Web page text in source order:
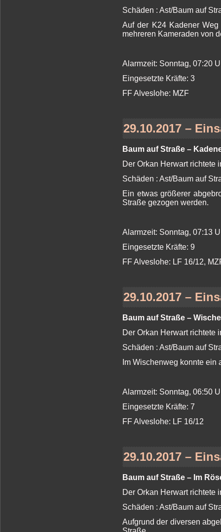
Schäden : Ast/Baum auf
Auf der K24 Kadener
mehreren Kameraden von
Alarmzeit: Sonntag, 07:20
Eingesetzte Kräfte: 3
FF Alveslohe: MZF
29.10.2017 –
Baum auf Straße –
Der Orkan Herwart richtete
Schäden : Ast/Baum auf
Ein etwas größerer
Straße gezogen werden.
Alarmzeit: Sonntag, 07:13
Eingesetzte Kräfte: 9
FF Alveslohe: LF 16/12,
29.10.2017 –
Baum auf Straße –
Der Orkan Herwart richtete
Schäden : Ast/Baum auf
Im Wischenweg konnte
Alarmzeit: Sonntag, 06:50
Eingesetzte Kräfte: 7
FF Alveslohe: LF 16/12
29.10.2017 –
Baum auf Straße – Im
Der Orkan Herwart richtete
Schäden : Ast/Baum auf
Aufgrund der diversen